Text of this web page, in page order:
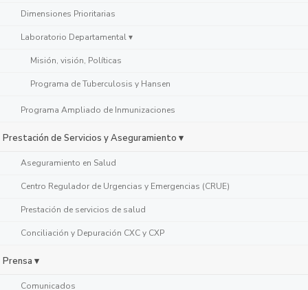
Dimensiones Prioritarias
Laboratorio Departamental ▾
Misión, visión, Políticas
Programa de Tuberculosis y Hansen
Programa Ampliado de Inmunizaciones
Prestación de Servicios y Aseguramiento ▾
Aseguramiento en Salud
Centro Regulador de Urgencias y Emergencias (CRUE)
Prestación de servicios de salud
Conciliación y Depuración CXC y CXP
Prensa ▾
Comunicados